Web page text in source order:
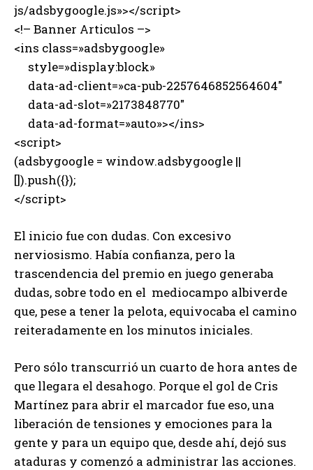
js/adsbygoogle.js»></script>
<!– Banner Articulos –>
<ins class=»adsbygoogle»
style=»display:block»
data-ad-client=»ca-pub-2257646852564604″
data-ad-slot=»2173848770″
data-ad-format=»auto»></ins>
<script>
(adsbygoogle = window.adsbygoogle ||
[]).push({});
</script>
El inicio fue con dudas. Con excesivo
nerviosismo. Había confianza, pero la
trascendencia del premio en juego generaba
dudas, sobre todo en el mediocampo albiverde
que, pese a tener la pelota, equivocaba el camino
reiteradamente en los minutos iniciales.
Pero sólo transcurrió un cuarto de hora antes de
que llegara el desahogo. Porque el gol de Cris
Martínez para abrir el marcador fue eso, una
liberación de tensiones y emociones para la
gente y para un equipo que, desde ahí, dejó sus
ataduras y comenzó a administrar las acciones.